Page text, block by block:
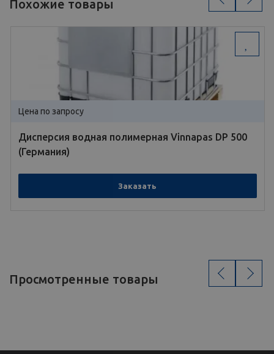
Похожие товары
Цена по запросу
Дисперсия водная полимерная Vinnapas DP 500
(Германия)
Заказать
Просмотренные товары ‹ ›